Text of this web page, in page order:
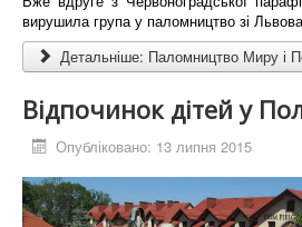
вирушила група у паломництво зі
Детальніше: Паломництво Миру і
Відпочинок дітей у
Опубліковано: 13 липня 2015